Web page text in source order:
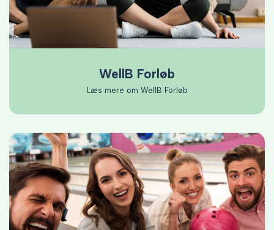
WellB Forløb
Læs mere om WellB Forløb